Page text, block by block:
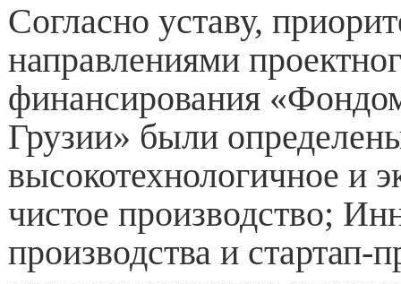
Согласно уставу,
направлениями
финансирования
Грузии» были
высокотехнологичное и
чистое производство;
производства и стартап-